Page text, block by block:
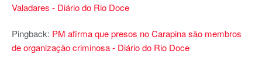
Valadares - Diário do Rio Doce
Pingback: PM afirma que presos no Carapina são membros
de organização criminosa - Diário do Rio Doce